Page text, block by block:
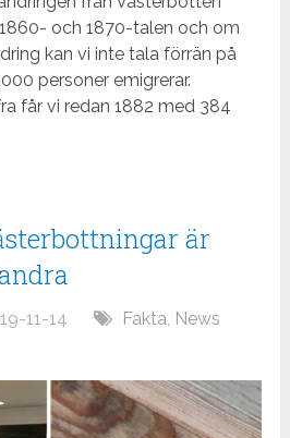
och 1870-talen och om
kan vi inte tala förrän på
personer emigrerar.
får vi redan 1882 med 384
är
11-14 Fakta, News